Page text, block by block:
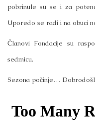
pobrinule su se i za
Uporedo se radi i na obuci
Članovi Fondacije su
sedmicu.
Sezona počinje…